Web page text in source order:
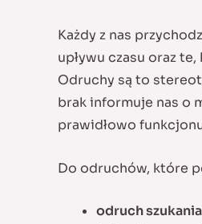
Każdy z nas
upływu czasu oraz
Odruchy są to
brak informuje nas o
prawidłowo
Do odruchów, które
odruch